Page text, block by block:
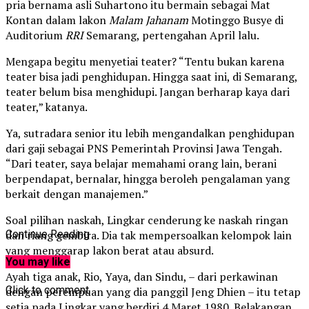
pria bernama asli Suhartono itu bermain sebagai Mat
Kontan dalam lakonMalam JahanamMotinggo Busye di
AuditoriumRRISemarang, pertengahan April lalu.
Mengapa begitu menyetiai teater? “Tentu bukan karena
teater bisa jadi penghidupan. Hingga saat ini, di Semarang,
teater belum bisa menghidupi. Jangan berharap kaya dari
teater,” katanya.
Ya, sutradara senior itu lebih mengandalkan penghidupan
dari gaji sebagai PNS Pemerintah Provinsi Jawa Tengah.
“Dari teater, saya belajar memahami orang lain, berani
berpendapat, bernalar, hingga beroleh pengalaman yang
berkait dengan manajemen.”
Soal pilihan naskah, Lingkar cenderung ke naskah ringan
dan riang gembira. Dia tak mempersoalkan kelompok lain
yang menggarap lakon berat atau absurd.
Ayah tiga anak, Rio, Yaya, dan Sindu, – dari perkawinan
dengan perempuan yang dia panggil Jeng Dhien – itu tetap
Continue Reading
You may like
Click to comment